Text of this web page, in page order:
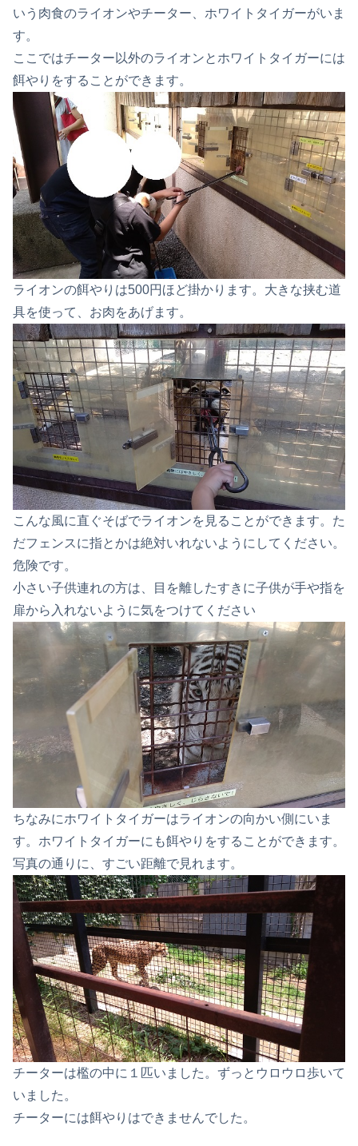
いう肉食のライオンやチーター、ホワイトタイガーがいま
す。
ここではチーター以外のライオンとホワイトタイガーには
餌やりをすることができます。
ライオンの餌やりは500円ほど掛かります。大きな挟む道
具を使って、お肉をあげます。
こんな風に直ぐそばでライオンを見ることができます。た
だフェンスに指とかは絶対いれないようにしてください。
危険です。
小さい子供連れの方は、目を離したすきに子供が手や指を
扉から入れないように気をつけてください
ちなみにホワイトタイガーはライオンの向かい側にいま
す。ホワイトタイガーにも餌やりをすることができます。
写真の通りに、すごい距離で見れます。
チーターは檻の中に１匹いました。ずっとウロウロ歩いて
いました。
チーターには餌やりはできませんでした。